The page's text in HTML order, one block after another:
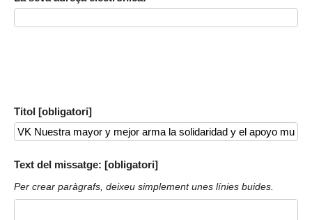
Titol [obligatori]
Text del missatge: [obligatori]
Per crear paràgrafs, deixeu simplement unes línies buides.